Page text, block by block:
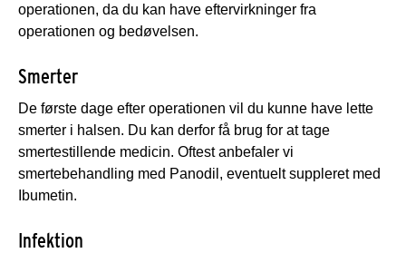
operationen, da du kan have eftervirkninger fra
operationen og bedøvelsen.
Smerter
De første dage efter operationen vil du kunne have lette
smerter i halsen. Du kan derfor få brug for at tage
smertestillende medicin. Oftest anbefaler vi
smertebehandling med Panodil, eventuelt suppleret med
Ibumetin.
Infektion